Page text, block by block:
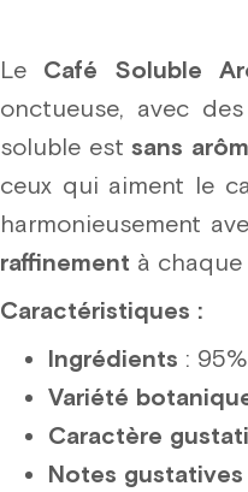
Le Café Soluble
onctueuse, avec des
soluble estsans
ceux qui aiment le
harmonieusement
raffinement à chaque
Caractéristiques :
Ingrédients :
Variété
Caractère
Notes gustatives